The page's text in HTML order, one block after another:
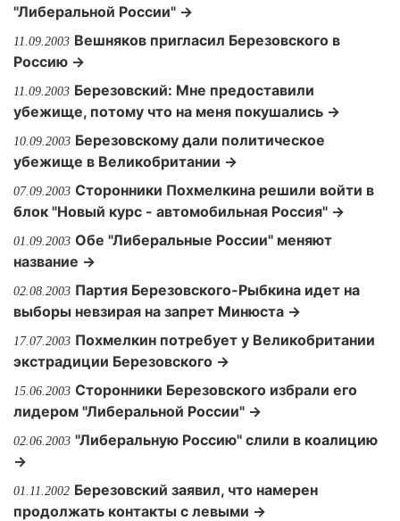
"Либеральной России" →
11.09.2003 Вешняков пригласил Березовского в
Россию →
11.09.2003 Березовский: Мне предоставили
убежище, потому что на меня покушались →
10.09.2003 Березовскому дали политическое
убежище в Великобритании →
07.09.2003 Сторонники Похмелкина решили войти в
блок "Новый курс - автомобильная Россия" →
01.09.2003 Обе "Либеральные России" меняют
название →
02.08.2003 Партия Березовского-Рыбкина идет на
выборы невзирая на запрет Минюста →
17.07.2003 Похмелкин потребует у Великобритании
экстрадиции Березовского →
15.06.2003 Сторонники Березовского избрали его
лидером "Либеральной России" →
02.06.2003 "Либеральную Россию" слили в коалицию
→
01.11.2002 Березовский заявил, что намерен
продолжать контакты с левыми →